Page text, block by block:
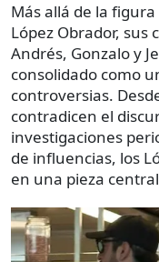
Más allá de la
López Obrador, sus
Andrés, Gonzalo y
consolidado como
controversias.
contradicen el
investigaciones
de influencias, los
en una pieza